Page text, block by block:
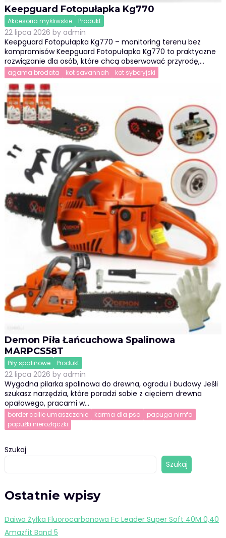
Keepguard Fotopułapka Kg770
Akcesoria myśliwskie Produkt
22 lipca 2026 by admin
Keepguard Fotopułapka Kg770 – monitoring terenu bez
kompromisów Keepguard Fotopułapka Kg770 to praktyczne
rozwiązanie dla osób, które chcą obserwować przyrodę,…
agama brodata kot savannah kot syberyjski
Demon Piła Łańcuchowa Spalinowa
MARPCS58T
Piły spalinowe Produkt
22 lipca 2026 by admin
Wygodna pilarka spalinowa do drewna, ogrodu i budowy Jeśli
szukasz narzędzia, które poradzi sobie z cięciem drewna
opałowego, pracami w…
border collie umaszczenie karma dla psa
papuga nimfa
papużki nierozłączki
Szukaj
Szukaj
Ostatnie wpisy
Daiwa Żyłka Fluorocarbonowa Fc Leader Super Soft 40M 0,40
Amazfit Band 5